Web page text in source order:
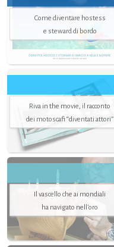
Come diventare hostess
e steward di bordo
Riva in the movie, il racconto
dei motoscafi “diventati attori”
Il vascello che ai mondiali
ha navigato nell’oro